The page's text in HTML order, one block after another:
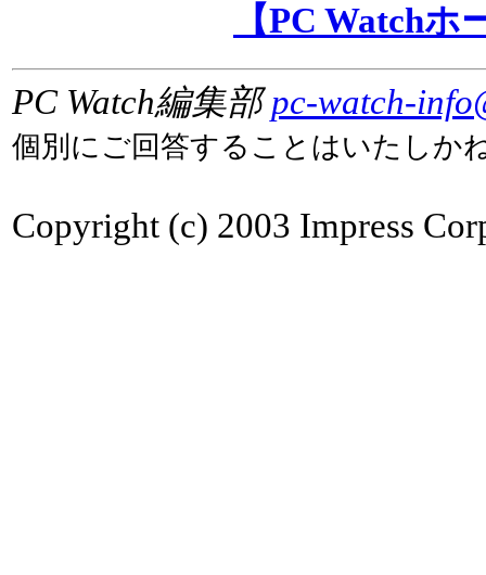
【PC Watch
PC Watch編集部pc-watch-
個別にご回答することはいたしか
Copyright (c) 2003 Impress